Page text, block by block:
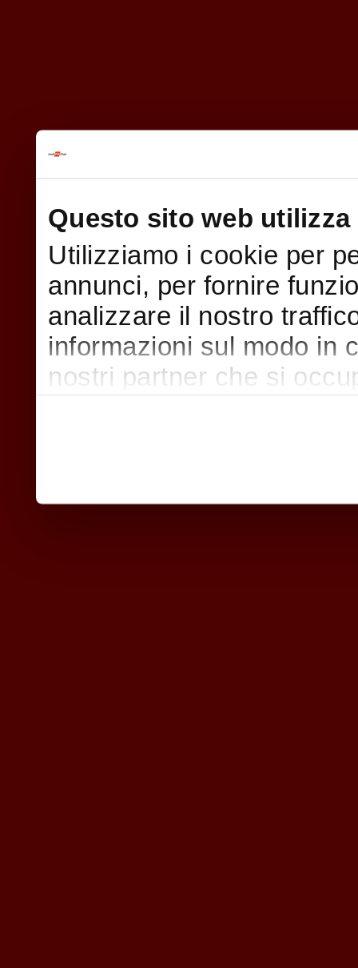
Questo sito web utilizza
Utilizziamo i cookie per
annunci, per fornire
analizzare il nostro
informazioni sul modo in
nostri partner che si
nostri cookie se